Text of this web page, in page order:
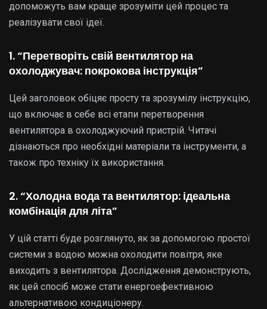
допоможуть вам краще зрозуміти цей процес та
реалізувати свої ідеї.
1. “Перетворіть свій вентилятор на
охолоджувач: покрокова інструкція”
Цей заголовок обіцяє просту та зрозумілу інструкцію,
що включає в себе всі етапи перетворення
вентилятора в охолоджуючий пристрій. Читачі
дізнаються про необхідні матеріали та інструменти, а
також про техніку їх використання.
2. “Холодна вода та вентилятор: ідеальна
комбінація для літа”
У цій статті буде розглянуто, як за допомогою простої
системи з водою можна охолодити повітря, яке
виходить з вентилятора. Дослідження демонструють,
як цей спосіб може стати енергоефективною
альтернативою кондиціонеру.